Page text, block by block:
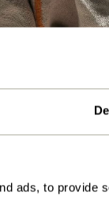
ads, to provide